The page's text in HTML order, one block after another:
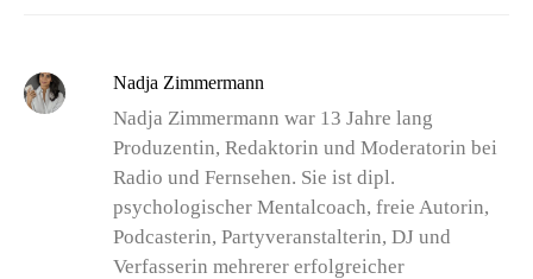
Nadja Zimmermann
Nadja Zimmermann war 13 Jahre lang
Produzentin, Redaktorin und Moderatorin bei
Radio und Fernsehen. Sie ist dipl.
psychologischer Mentalcoach, freie Autorin,
Podcasterin, Partyveranstalterin, DJ und
Verfasserin mehrerer erfolgreicher